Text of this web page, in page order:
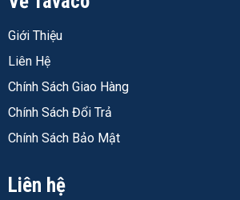
sinh, nhưng không phải dòng nào cũng
Nếu đang phân vân giữa các lựa chọn,
giúp thấy rõdòng nào chỉ lau sạch dễ
nào chủ động ngăn bẩn bám vào
Dòng sản
Công nghệ
EasyClean
Giới Thiệu
Liên Hệ
Chính Sách Giao Hàng
Chính Sách Đổi Trả
Chính Sách Bảo Mật
Liên hệ